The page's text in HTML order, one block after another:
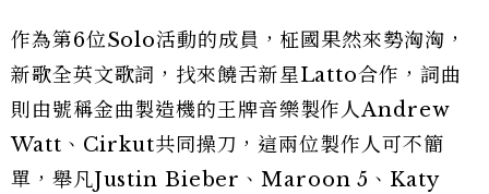
作為第6位Solo活動的成員，柾國果然來勢洶洶，
新歌全英文歌詞，找來饒舌新星Latto合作，詞曲
則由號稱金曲製造機的王牌音樂製作人Andrew
Watt、Cirkut共同操刀，這兩位製作人可不簡
單，舉凡Justin Bieber、Maroon 5、Katy